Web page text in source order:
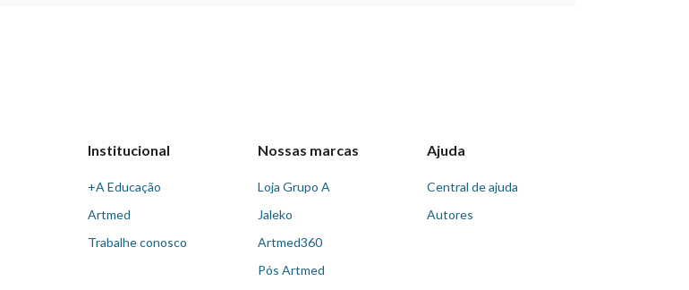
Institucional
+A Educação
Artmed
Trabalhe conosco
Nossas marcas
Loja Grupo A
Jaleko
Artmed360
Pós Artmed
Ajuda
Central de ajuda
Autores